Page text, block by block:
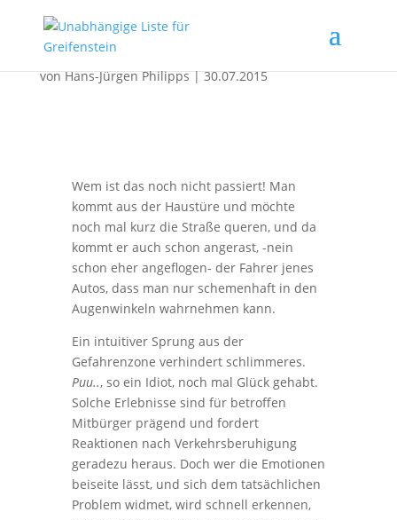
vonHans-Jürgen Philipps|30.07.2015
Wem ist das noch nicht passiert! Man
kommt aus der Haustüre und möchte
noch mal kurz die Straße queren, und da
kommt er auch schon angerast, -nein
schon eher angeflogen- der Fahrer jenes
Autos, dass man nur schemenhaft in den
Augenwinkeln wahrnehmen kann.
Ein intuitiver Sprung aus der
Gefahrenzone verhindert schlimmeres.
Puu.., so ein Idiot, noch mal Glück gehabt.
Solche Erlebnisse sind für betroffen
Mitbürger prägend und fordert
Reaktionen nach Verkehrsberuhigung
geradezu heraus. Doch wer die Emotionen
beiseite lässt, und sich dem tatsächlichen
Problem widmet, wird schnell erkennen,